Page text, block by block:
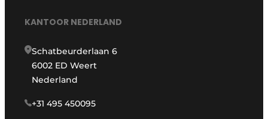
KANTOOR NEDERLAND
Schatbeurderlaan 6
6002 ED Weert
Nederland
+31 495 450095